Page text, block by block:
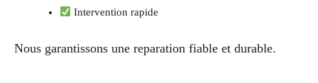
Intervention rapide
Nous garantissons une reparation fiable et durable.